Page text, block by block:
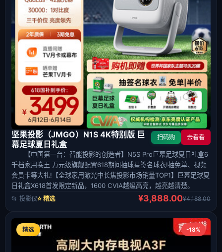
坚果投影（JMGO）N1S 4K特别版 巨
幕足球夏日礼盒
扫码购 去看看
【中国第一台：智能投影的创造者】N5S Pro巨幕足球夏日礼盒6
千档家用卷王 万元级旗舰配置618期间抽球星签名球衣!抽免单、视频
会员卡等大礼!【全球家用激光中长焦投影市场销量TOP1】巨幕足球夏
日礼盒X618首发限定新品，1600 CVIA越级高亮，越亮越清楚。
📂 投影仪⭐ 精选 ¥3,888.00¥4,188.00
-18%
精选